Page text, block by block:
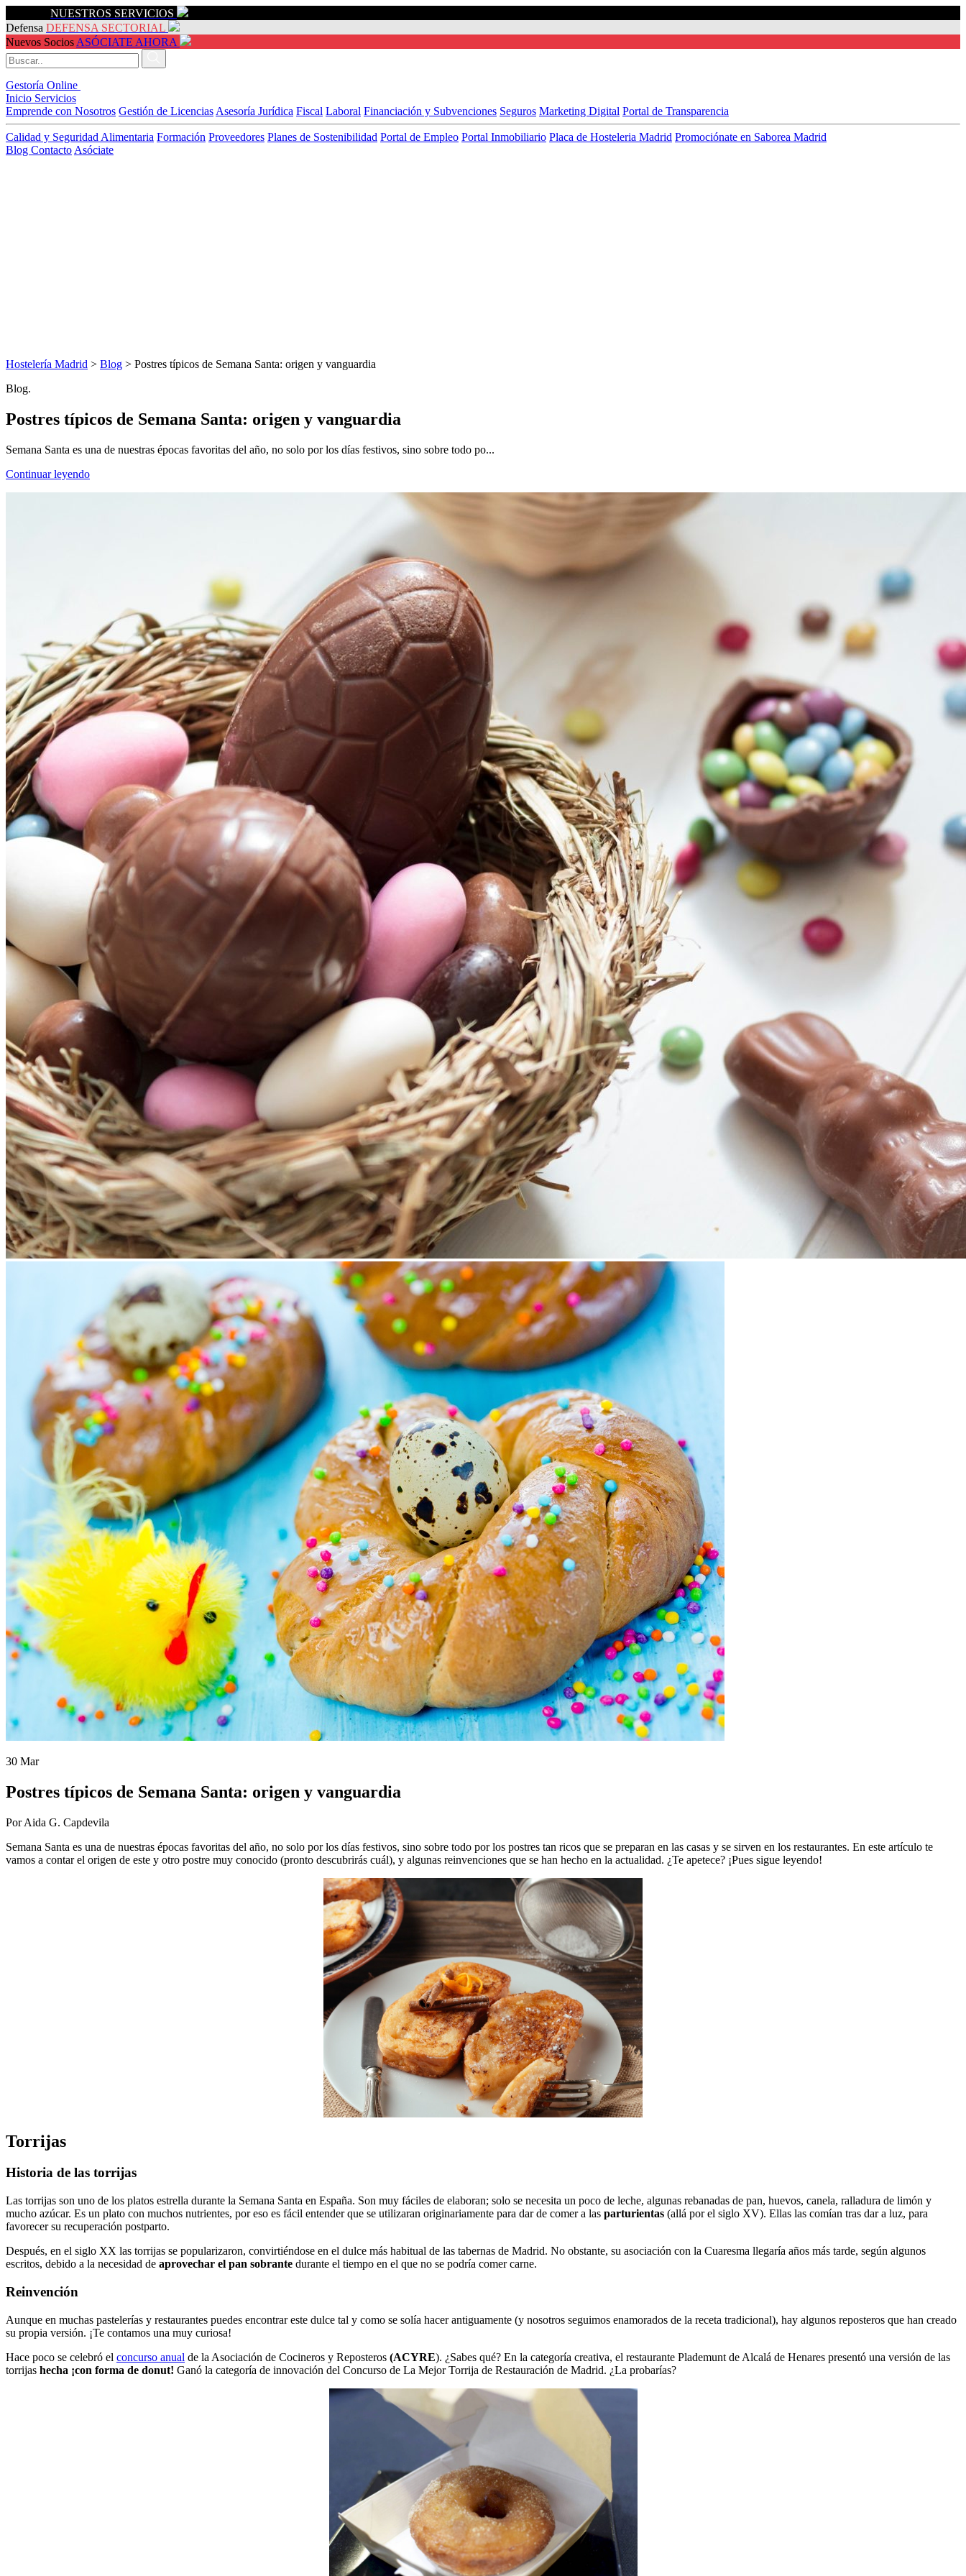
NUESTROS SERVICIOS
Defensa DEFENSA SECTORIAL
Nuevos Socios ASÓCIATE AHORA
Gestoría Online
Inicio Servicios
Emprende con Nosotros Gestión de Licencias Asesoría Jurídica Fiscal Laboral Financiación y Subvenciones Seguros Marketing Digital Portal de Transparencia
Calidad y Seguridad Alimentaria Formación Proveedores Planes de Sostenibilidad Portal de Empleo Portal Inmobiliario Placa de Hosteleria Madrid Promociónate en Saborea Madrid
Blog Contacto Asóciate
Hostelería Madrid > Blog > Postres típicos de Semana Santa: origen y vanguardia
Blog.
Postres típicos de Semana Santa: origen y vanguardia
Semana Santa es una de nuestras épocas favoritas del año, no solo por los días festivos, sino sobre todo po...
Continuar leyendo
30 Mar
Postres típicos de Semana Santa: origen y vanguardia
Por Aida G. Capdevila
Semana Santa es una de nuestras épocas favoritas del año, no solo por los días festivos, sino sobre todo por los postres tan ricos que se preparan en las casas y se sirven en los restaurantes. En este artículo te
vamos a contar el origen de este y otro postre muy conocido (pronto descubrirás cuál), y algunas reinvenciones que se han hecho en la actualidad. ¿Te apetece? ¡Pues sigue leyendo!
Torrijas
Historia de las torrijas
Las torrijas son uno de los platos estrella durante la Semana Santa en España. Son muy fáciles de elaboran; solo se necesita un poco de leche, algunas rebanadas de pan, huevos, canela, ralladura de limón y
mucho azúcar. Es un plato con muchos nutrientes, por eso es fácil entender que se utilizaran originariamente para dar de comer a las parturientas (allá por el siglo XV). Ellas las comían tras dar a luz, para
favorecer su recuperación postparto.
Después, en el siglo XX las torrijas se popularizaron, convirtiéndose en el dulce más habitual de las tabernas de Madrid. No obstante, su asociación con la Cuaresma llegaría años más tarde, según algunos
escritos, debido a la necesidad de aprovechar el pan sobrante durante el tiempo en el que no se podría comer carne.
Reinvención
Aunque en muchas pastelerías y restaurantes puedes encontrar este dulce tal y como se solía hacer antiguamente (y nosotros seguimos enamorados de la receta tradicional), hay algunos reposteros que han creado
su propia versión. ¡Te contamos una muy curiosa!
Hace poco se celebró el concurso anual de la Asociación de Cocineros y Reposteros (ACYRE). ¿Sabes qué? En la categoría creativa, el restaurante Plademunt de Alcalá de Henares presentó una versión de las
torrijas hecha ¡con forma de donut! Ganó la categoría de innovación del Concurso de La Mejor Torrija de Restauración de Madrid. ¿La probarías?